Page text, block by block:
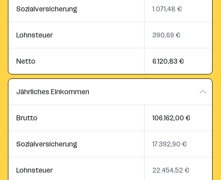
Sozialversicherung 1.071,48 €
Lohnsteuer 390,69 €
Netto 6.120,83 €
Jährliches Einkommen
Brutto 106.162,00 €
Sozialversicherung 17.392,90 €
Lohnsteuer 22.454,52 €